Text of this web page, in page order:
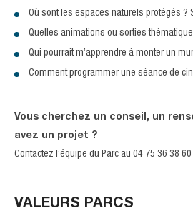
Où sont les espaces naturels protégés ?
Quelles animations ou sorties
Qui pourrait m’apprendre à monter un
Comment programmer une séance de
Vous cherchez un conseil, un
avez un projet ?
Contactez l’équipe du Parc au 04 75 36 38
VALEURS PARCS